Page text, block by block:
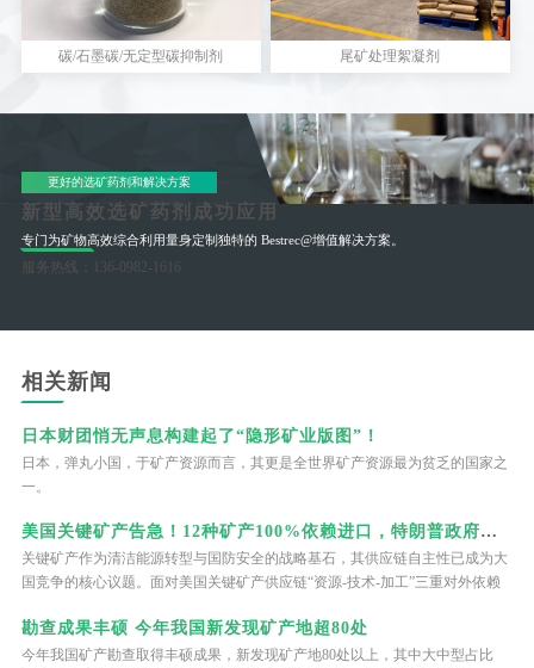
碳/石墨碳/无定型碳抑制剂 尾矿处理絮凝剂
更好的选矿药剂和解决方案
新型高效选矿药剂成功应用
专门为矿物高效综合利用量身定制独特的 Bestrec@增值解决方案。
服务热线：136-0982-1616
相关新闻
日本财团悄无声息构建起了“隐形矿业版图”！
日本，弹丸小国，于矿产资源而言，其更是全世界矿产资源最为贫乏的国家之
一。
美国关键矿产告急！12种矿产100%依赖进口，特朗普政府亲自下场当“股东”
关键矿产作为清洁能源转型与国防安全的战略基石，其供应链自主性已成为大
国竞争的核心议题。面对美国关键矿产供应链“资源-技术-加工”三重对外依赖
核心干预工具，试图通过直接入股矿业企业、联动政策工具、构建产业生态三
个维度突破产业瓶颈，实现资源控制与产业回流的双重目标。这种“资本+政
勘查成果丰硕 今年我国新发现矿产地超80处
今年我国矿产勘查取得丰硕成果，新发现矿产地80处以上，其中大中型占比